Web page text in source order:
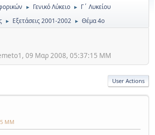
► Γενικό Λύκειο ► Γ΄ Λυκείου
► Εξετάσεις 2001-2002 ► Θέμα 4ο
09 Μαρ 2008, 05:37:15 ΜΜ
User Actions
ΜΜ